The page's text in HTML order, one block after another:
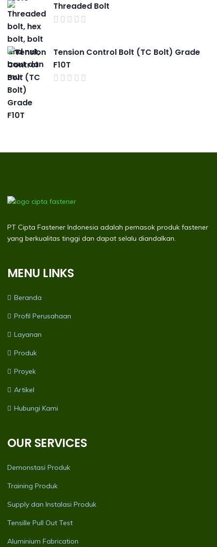
Threaded Bolt
Tension Control Bolt (TC Bolt) Grade
F10T
PT Cipta Fastener Indonesia adalah pemasok produk fastener
yang berkualitas tinggi dan dapat selalu diandalkan.
MENU LINKS
Beranda
Profil Perusahaan
Layanan
Produk
Proyek
Artikel
Hubungi Kami
OUR SERVICES
Demonstasi Produk
Training Produk
Supply dan Instalasi Produk
Tensille Pull Out Test
Aluminium Fabrication